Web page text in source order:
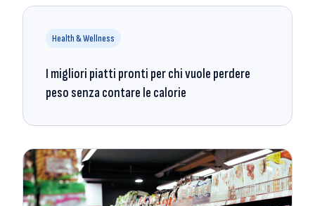
Health & Wellness
I migliori piatti pronti per chi vuole perdere
peso senza contare le calorie